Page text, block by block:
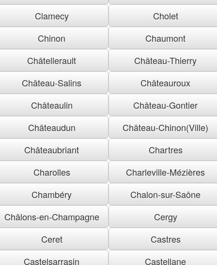
Clamecy
Cholet
Chinon
Chaumont
Châtellerault
Château-Thierry
Château-Salins
Châteauroux
Châteaulin
Château-Gontier
Châteaudun
Château-Chinon(Ville)
Châteaubriant
Chartres
Charolles
Charleville-Mézières
Chambéry
Chalon-sur-Saône
Châlons-en-Champagne
Cergy
Ceret
Castres
Castelsarrasin
Castellane